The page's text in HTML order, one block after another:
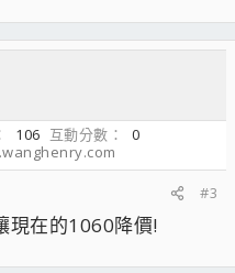
106 互動分數
0
#3
現在的1060降價!